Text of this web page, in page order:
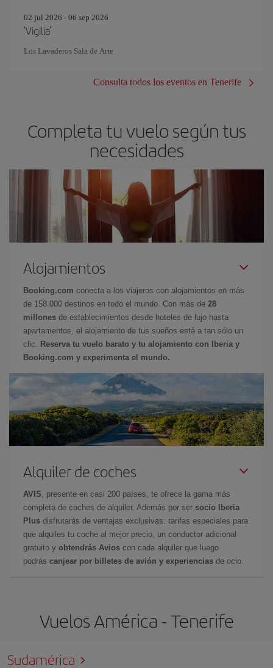
02 jul 2026 - 06 sep 2026
'Vigilia'
Los Lavaderos Sala de Arte
Consulta todos los eventos en Tenerife
Completa tu vuelo según tus
necesidades
Alojamientos
Booking.com conecta a los viajeros con alojamientos en más
de 158.000 destinos en todo el mundo. Con más de 28
millones de establecimientos desde hoteles de lujo hasta
apartamentos, el alojamiento de tus sueños está a tan sólo un
clic.
Reserva tu vuelo barato y tu alojamiento con Iberia y
Booking.com y experimenta el mundo.
Alquiler de coches
AVIS , presente en casi 200 países, te ofrece la gama más
completa de coches de alquiler. Además por ser socio Iberia
Plus disfrutarás de ventajas exclusivas: tarifas especiales para
que alquiles tu coche al mejor precio, un conductor adicional
gratuito y obtendrás Avios con cada alquiler que luego
podrás canjear por billetes de avión y experiencias de ocio.
Vuelos América - Tenerife
Sudamérica